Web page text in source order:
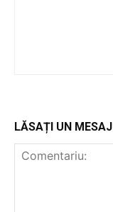
LĂSAȚI UN MESAJ